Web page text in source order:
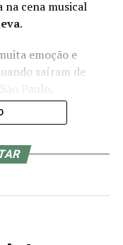
na cena musical
.
emoção e
saíram de
sonha junto vira
os artistas